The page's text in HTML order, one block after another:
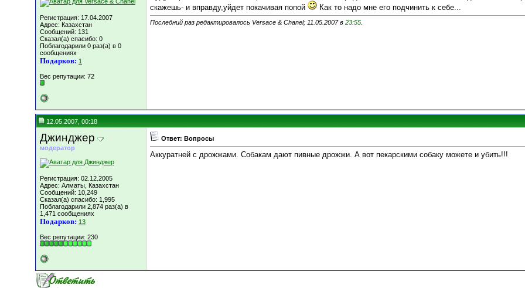
Регистрация: 17.04.2007
Адрес: Казахстан
Сообщений: 131
Сказал(а) спасибо: 0
Поблагодарили 0 раз(а) в 0
сообщениях
Подарков: 1
Вес репутации: 72
скажешь- и вправду,уйдет покачивая попой
Как то надо мне его подчинить к себе...
Последний раз редактировалось Versace & Chanel; 11.05.2007 в 23:55
12.05.2007, 00:18
Джинджер
модератор
Регистрация: 02.12.2005
Адрес: Алматы, Казахстан
Сообщений: 10,249
Сказал(а) спасибо: 1,995
Поблагодарили 2,874 раз(а) в
1,471 сообщениях
Подарков: 13
Вес репутации: 230
Ответ: Вопросы
Аккуратней с дрожжами. Собакам дают пивные дрожжи. А вот пекарскими собаку можете и убить!!!